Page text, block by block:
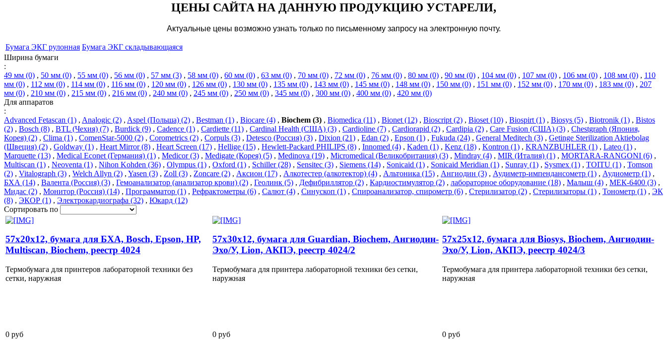
ЦЕНЫ САЙТА НА ДАННУЮ ПРОДУКЦИЮ УСТАРЕЛИ,
Актуальные цены возможно узнать только по письменному запросу на электронную почту.
Бумага ЭКГ рулонная Бумага ЭКГ складывающаяся
Ширина бумаги
:
49 мм (0) , 50 мм (0) , 55 мм (0) , 56 мм (0) , 57 мм (3) , 58 мм (0) , 60 мм (0) , 63 мм (0) , 70 мм (0) , 72 мм (0) , 76 мм (0) , 80 мм (0) , 90 мм (0) , 104 мм (0) , 107 мм (0) , 106 мм (0) , 108 мм (0) , 110
мм (0) , 112 мм (0) , 114 мм (0) , 116 мм (0) , 120 мм (0) , 126 мм (0) , 130 мм (0) , 135 мм (0) , 143 мм (0) , 145 мм (0) , 148 мм (0) , 150 мм (0) , 151 мм (0) , 152 мм (0) , 170 мм (0) , 183 мм (0) , 207
мм (0) , 210 мм (0) , 215 мм (0) , 216 мм (0) , 240 мм (0) , 245 мм (0) , 250 мм (0) , 345 мм (0) , 300 мм (0) , 400 мм (0) , 420 мм (0)
Для аппаратов
:
Advanced Fetascan (1) , Analogic (2) , Aspel (Польша) (2) , Bestman (1) , Biocare (4) , Biochem (3) , Biomedica (11) , Bionet (12) , Bioscript (2) , Bioset (10) , Biospirt (1) , Biosys (5) , Biotronik (1) , Bistos
(2) , Bosch (8) , BTL (Чехия) (7) , Burdick (9) , Cadence (1) , Cardiette (11) , Cardinal Health (США) (3) , Cardioline (7) , Cardiorapid (2) , Cardipia (2) , Care Fusion (США) (3) , Chestgraph (Япония,
Корея) (2) , Clima (1) , ComenStar-5000 (2) , Corometrics (2) , Corpuls (3) , Detesco (Россия) (3) , Dixion (21) , Edan (2) , Epson (1) , Fukuda (24) , General Meditech (3) , Getinge Sterilization Aktiebolag
(Швеция) (2) , Goldway (1) , Heart Mirror (8) , Heart Screen (17) , Hellige (15) , Hewlett-Packard PHILIPS (8) , Innomed (4) , Kaden (1) , Kenz (18) , Kontron (1) , KRANZBUHLER (1) , Lateo (1) ,
Marquette (13) , Medical Econet (Германия) (1) , Medicor (3) , Medigate (Корея) (5) , Medinova (19) , Micromedical (Великобритания) (3) , Mindray (4) , MIR (Италия) (1) , MORTARA-RANGONI (6) ,
Multiscan (1) , Neoventa (1) , Nihon Kohden (36) , Olympus (1) , Oxford (1) , Schiller (28) , Sensitec (3) , Siemens (14) , Sonicaid (1) , Sonicaid Meridian (1) , Sunray (1) , Sysmex (1) , TOITU (1) , Tomson
(2) , Vitalograph (3) , Welch Allyn (2) , Yasen (3) , Zoll (3) , Zoncare (2) , Аксион (17) , Алкотестер (алкотектор) (4) , Альтоника (15) , Ангиодин (3) , Аудиметр-импендансометр (1) , Аудиометр (1) ,
БХА (14) , Валента (Россия) (3) , Гемоанализатор (анализатор крови) (2) , Геолинк (5) , Дефибриллятор (2) , Кардиостимулятор (2) , лабораторное оборудование (18) , Малыш (4) , МЕК-6400 (3) ,
Мидас (2) , Монитор (Россия) (14) , Программатор (1) , Рефрактометры (6) , Салют (4) , Синускоп (1) , Спироанализатор, спирометр (6) , Стерилизатор (2) , Стерилизаторы (1) , Тонометр (1) , ЭК
(8) , ЭКОР (1) , Электрокардиографа (32) , Юкард (12)
Сортировать по
57х20х12, бумага для БХА, Bosch, Epson, HP,
Multiscan, Biochem, реестр 4024
Термобумага для принтеров лабораторной техники без
сетки, наружная
0 руб
57х30х12, бумага для Guardian, Biochem, Ангиодин-
Эхо/У, Lion, АКПЭ, реестр 4024/2
Термобумага для принтера лабораторной техники без сетки,
наружная
0 руб
57х25х12, бумага для Biosys, Biochem, Ангиодин-
Эхо/У, Lion, АКПЭ, реестр 4024/3
Термобумага для принтера лабораторной техники без сетки,
наружная
0 руб